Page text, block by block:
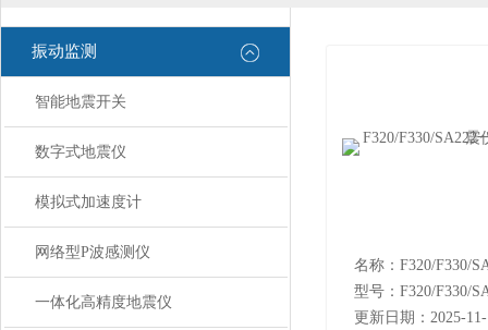
振动监测
智能地震开关
数字式地震仪
模拟式加速度计
网络型P波感测仪
一体化高精度地震仪
型号：F320/F330/
更新日期：2025-